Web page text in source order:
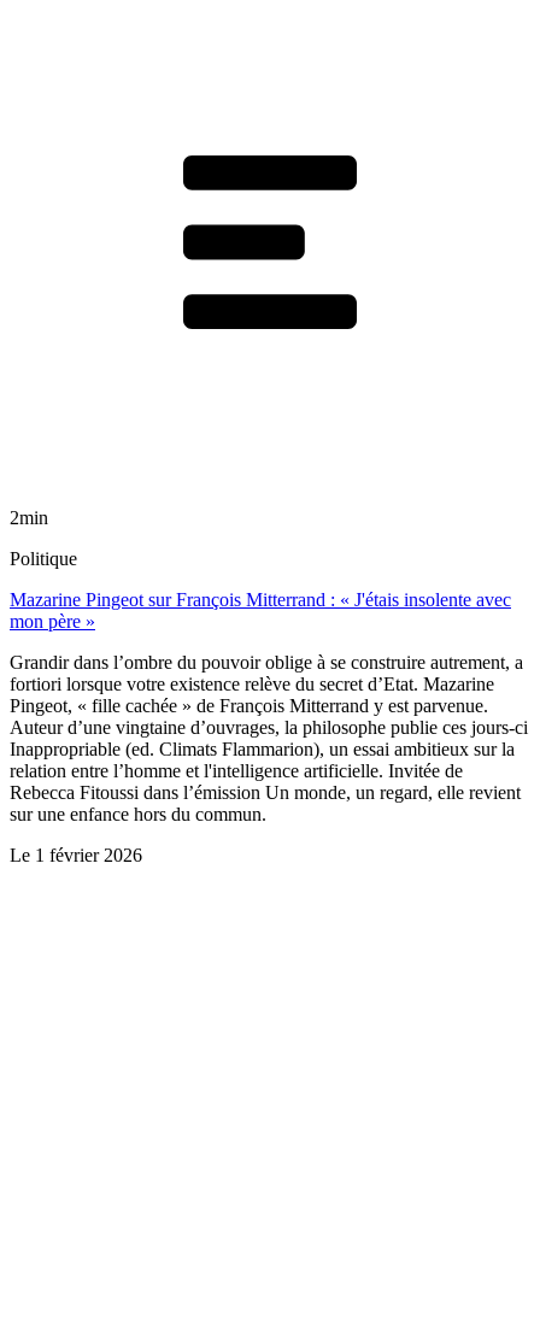
2min
Politique
Mazarine Pingeot sur François Mitterrand : « J'étais insolente avec
mon père »
Grandir dans l’ombre du pouvoir oblige à se construire autrement, a
fortiori lorsque votre existence relève du secret d’Etat. Mazarine
Pingeot, « fille cachée » de François Mitterrand y est parvenue.
Auteur d’une vingtaine d’ouvrages, la philosophe publie ces jours-ci
Inappropriable (ed. Climats Flammarion), un essai ambitieux sur la
relation entre l’homme et l'intelligence artificielle. Invitée de
Rebecca Fitoussi dans l’émission Un monde, un regard, elle revient
sur une enfance hors du commun.
Le 1 février 2026